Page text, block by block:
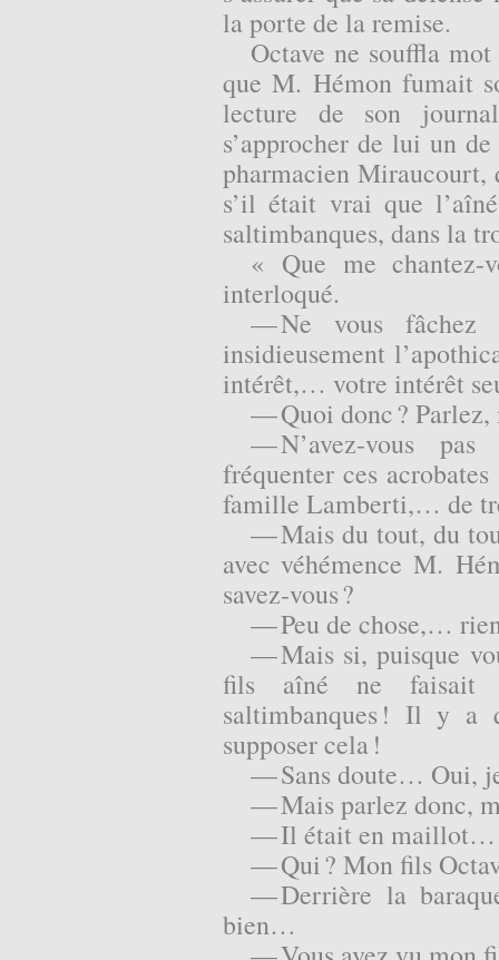
la porte de la remise.
Octave ne souffla
que M. Hémon fumait
lecture de son
s’approcher de lui un
pharmacien
s’il était vrai que
saltimbanques, dans la
« Que me chantez-
interloqué.
— Ne vous fâchez
insidieusement
intérêt,… votre intérêt
— Quoi donc ?
— N’avez-vous
fréquenter ces
famille Lamberti,… de
— Mais du tout, du
avec véhémence M.
savez-vous ?
— Peu de chose,…
— Mais si, puisque
fils aîné ne faisait
saltimbanques ! Il y a
supposer cela !
— Sans doute… Oui,
— Mais parlez donc,
— Il était en maillot…
— Qui ? Mon fils
— Derrière la
bien…